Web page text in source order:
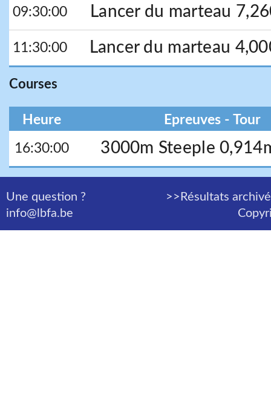
09:30:00 Lancer du marteau
11:30:00 Lancer du marteau
Courses
Heure Epreuves - Tour
16:30:00 3000m Steeple
Une question ?
info@lbfa.be
>>Résultats